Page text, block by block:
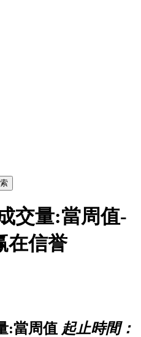
交量:當周值-
在信誉
:當周值 起止時間：